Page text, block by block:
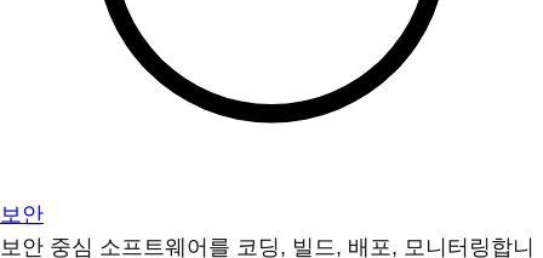
보안
보안 중심 소프트웨어를 코딩, 빌드, 배포, 모니터링합니